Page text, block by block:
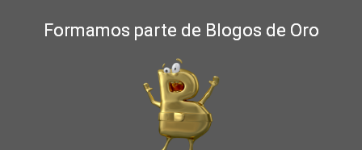
Formamos parte de Blogos de Oro